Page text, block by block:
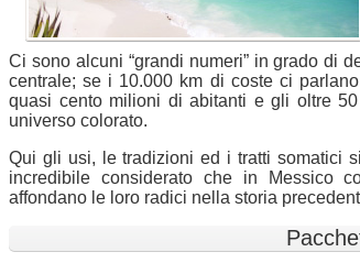
Ci sono alcuni “grandi numeri” in grado di
centrale; se i 10.000 km di coste ci
quasi cento milioni di abitanti e gli oltre
universo colorato.
Qui gli usi, le tradizioni ed i tratti somatici
incredibile considerato che in Messico
affondano le loro radici nella storia